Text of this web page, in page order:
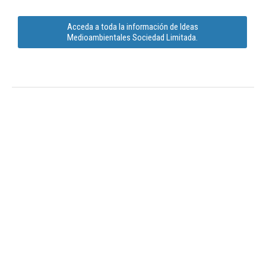
Acceda a toda la información de Ideas
Medioambientales Sociedad Limitada.